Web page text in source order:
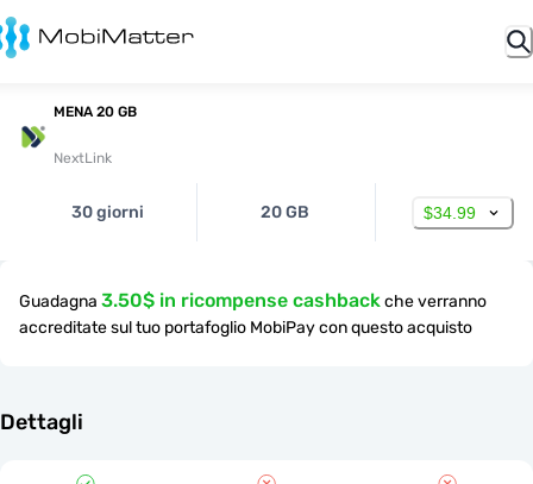
MENA 20 GB
NextLink
30 giorni 20 GB $34.99
Guadagna 3.50$ in ricompense cashbackche verranno
accreditate sul tuo portafoglio MobiPay con questo acquisto
Dettagli